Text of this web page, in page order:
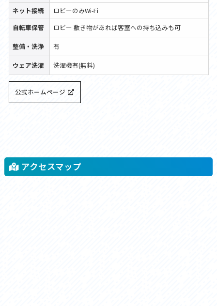
ネット接続
ロビーのみWi-Fi
自転車保管
ロビー 敷き物があれば客室への持ち込みも可
整備・洗浄 有
ウェア洗濯 洗濯機有(無料)
公式ホームページ
アクセスマップ